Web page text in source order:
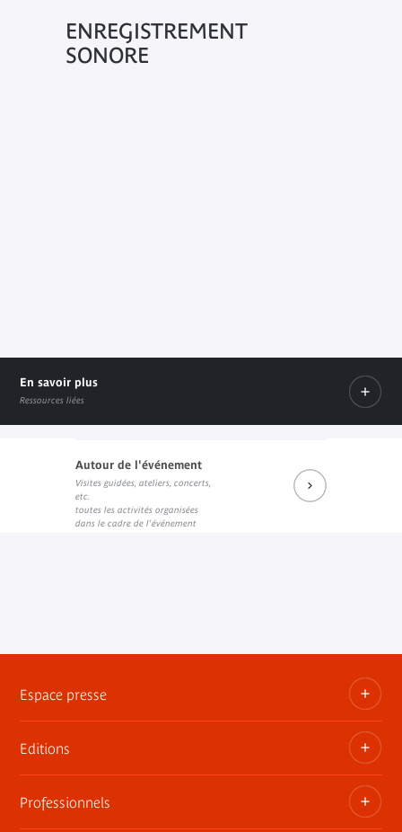
ENREGISTREMENT
SONORE
En savoir plus
Ressources liées
Programme et résumés
Lien externe
Autour de l'événement
Visites guidées, ateliers, concerts,
etc.
toutes les activités organisées
dans le cadre de l'événement
Espace presse
Dossiers, communiqués, bandes annonces
Contact presse
Editions
Les publications du musée
Professionnels